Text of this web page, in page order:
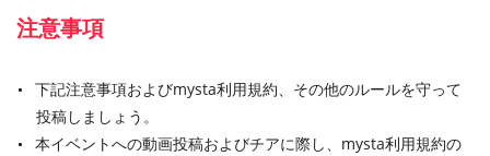
注意事項
下記注意事項およびmysta利用規約、その他のルールを守って
投稿しましょう。
本イベントへの動画投稿およびチアに際し、mysta利用規約の